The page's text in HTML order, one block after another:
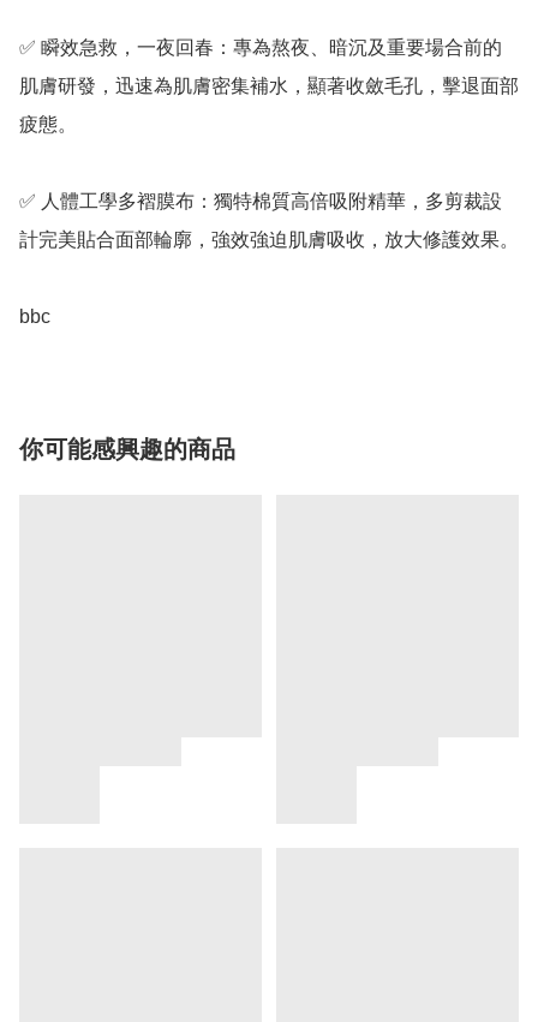
✅ 瞬效急救，一夜回春：專為熬夜、暗沉及重要場合前的
肌膚研發，迅速為肌膚密集補水，顯著收斂毛孔，擊退面部
疲態。
✅ 人體工學多褶膜布：獨特棉質高倍吸附精華，多剪裁設
計完美貼合面部輪廓，強效強迫肌膚吸收，放大修護效果。
bbc
你可能感興趣的商品